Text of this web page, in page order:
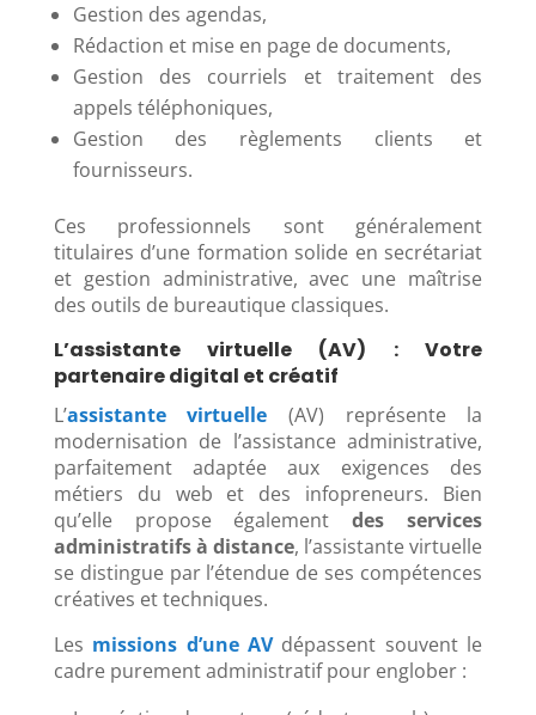
Gestion des agendas,
Rédaction et mise en page de documents,
Gestion des courriels et traitement des
appels téléphoniques,
Gestion des règlements clients et
fournisseurs.
Ces professionnels sont généralement
titulaires d’une formation solide en secrétariat
et gestion administrative, avec une maîtrise
des outils de bureautique classiques.
L’assistante virtuelle (AV) : Votre
partenaire digital et créatif
L’assistante virtuelle (AV) représente la
modernisation de l’assistance administrative,
parfaitement adaptée aux exigences des
métiers du web et des infopreneurs. Bien
qu’elle propose égalementdes services
administratifs à distance, l’assistante virtuelle
se distingue par l’étendue de ses compétences
créatives et techniques.
Les missions d’une AVdépassent souvent le
cadre purement administratif pour englober :